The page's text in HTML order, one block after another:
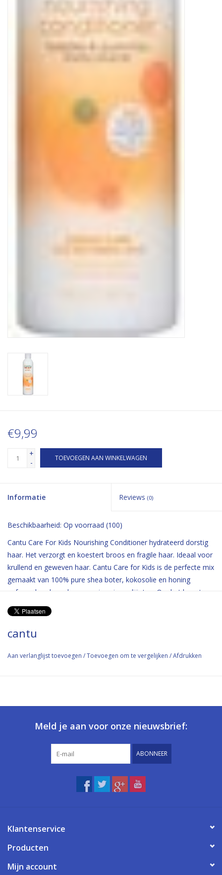
€9,99
+
-
TOEVOEGEN AAN WINKELWAGEN
Informatie Reviews (0)
Beschikbaarheid: Op voorraad (100)
Cantu Care For Kids Nourishing Conditioner hydrateerd dorstig
haar. Het verzorgt en koestert broos en fragile haar. Ideaal voor
krullend en geweven haar. Cantu Care for Kids is de perfecte mix
gemaakt van 100% pure shea boter, kokosolie en honing
geformuleerd zonder agressieve ingrediënten. Om het haar te
koesteren en te voeden. Ideaal voor fragiele spoelen, krullen en
golvend haar. Vrij van minerale olie, sulfaten, parabenen,
siliconen, ftalaten, gluten, paraffine, PABA of DEA.
cantu
Aan verlanglijst toevoegen /Toevoegen om te vergelijken /Afdrukken
Meld je aan voor onze nieuwsbrief:
ABONNEER
Klantenservice
Producten
Mijn account